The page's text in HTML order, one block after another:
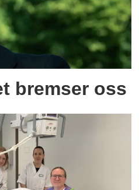
bremser oss